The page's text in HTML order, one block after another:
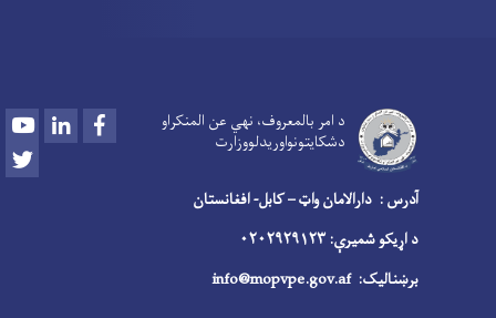
د امر بالمعروف، نهي عن المنکراو
دشکایتونواوريدلووزارت
YoutubeLinkedInFacebook
آدرس : دارالامان واټ – کابل- افغانستان
د اړیکو شمیرې: ۰۲۰۲۹۲۹۱۲۳
برښنالیک:info@mopvpe.gov.af